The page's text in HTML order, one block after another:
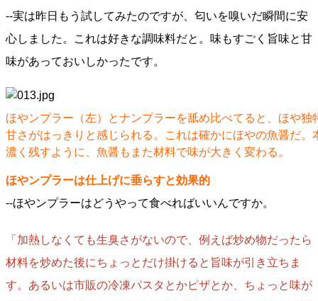
--実は昨日もう試してみたのですが、匂いを嗅いだ瞬間に安
心しました。これは好きな調味料だと。味もすごく旨味と甘
味があっておいしかったです。
ほやンプラー（左）とナンプラーを舐め比べてると、ほや独
甘さがはっきりと感じられる。これは確かにほやの魚醤だ。
濃く残すように、魚醤もまた材料で味が大きく変わる。
ほやンプラーは仕上げに垂らすと効果的
--ほやンプラーはどうやって食べればいいんですか。
「加熱しなくても生臭さがないので、例えば炒め物だったら
材料を炒めた後にちょっとだけ掛けると旨味が引き立ちま
す。あるいは市販の冷凍パスタとかピザとか、ちょっと味が